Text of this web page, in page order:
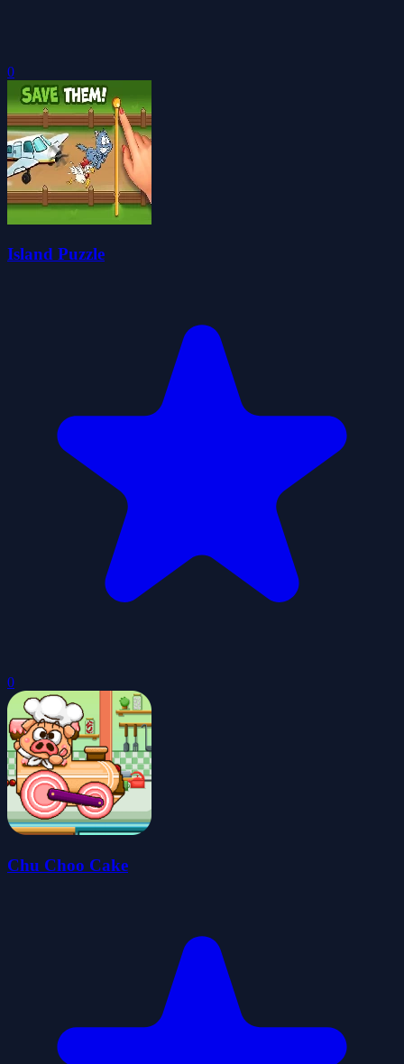
0
Island Puzzle
0
Chu Choo Cake